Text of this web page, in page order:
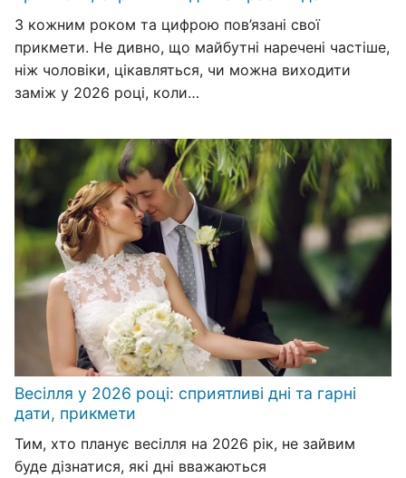
З кожним роком та цифрою пов’язані свої
прикмети. Не дивно, що майбутні наречені частіше,
ніж чоловіки, цікавляться, чи можна виходити
заміж у 2026 році, коли…
Весілля у 2026 році: сприятливі дні та гарні
дати, прикмети
Тим, хто планує весілля на 2026 рік, не зайвим
буде дізнатися, які дні вважаються